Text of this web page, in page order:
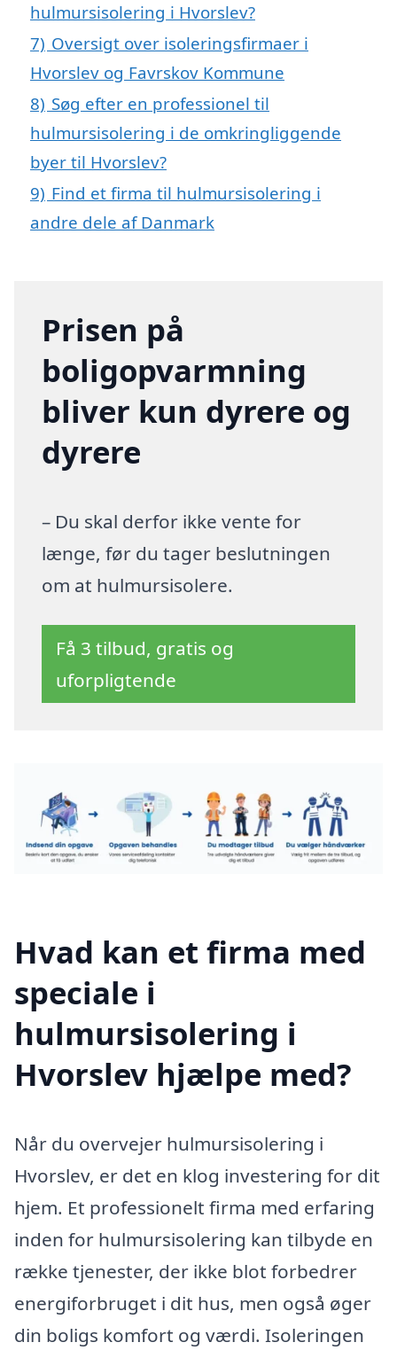
hulmursisolering i Hvorslev?
7) Oversigt over isoleringsfirmaer i
Hvorslev og Favrskov Kommune
8) Søg efter en professionel til
hulmursisolering i de omkringliggende
byer til Hvorslev?
9) Find et firma til hulmursisolering i
andre dele af Danmark
Prisen på
boligopvarmning
bliver kun dyrere og
dyrere
– Du skal derfor ikke vente for
længe, før du tager beslutningen
om at hulmursisolere.
Få 3 tilbud, gratis og
uforpligtende
Hvad kan et firma med
speciale i
hulmursisolering i
Hvorslev hjælpe med?
Når du overvejer hulmursisolering i
Hvorslev, er det en klog investering for dit
hjem. Et professionelt firma med erfaring
inden for hulmursisolering kan tilbyde en
række tjenester, der ikke blot forbedrer
energiforbruget i dit hus, men også øger
din boligs komfort og værdi. Isoleringen